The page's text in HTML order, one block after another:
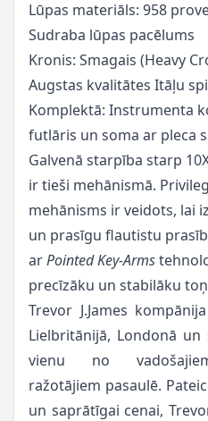
Lūpas materiāls: 958
Sudraba lūpas pacēlums
Kronis: Smagais (Heavy
Augstas kvalitātes Itāļu
Komplektā: Instrumenta
futlāris un soma ar pleca
Galvenā starpība starp
ir tieši mehānismā.
mehānisms ir veidots, lai
un prasīgu flautistu
arPointed Key-Arms
precīzāku un stabilāku
Trevor J.James
Lielbritānijā, Londonā
vienu no
ražotājiem pasaulē.
un saprātīgai cenai,